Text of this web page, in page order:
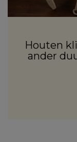
Houten
ander